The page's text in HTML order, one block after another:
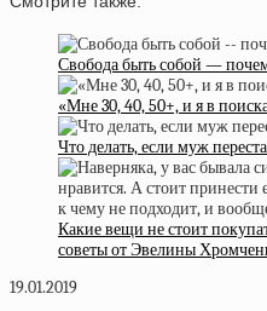
Свобода быть собой —
«Мне 30, 40, 50+, и я в
Что делать, если муж
Какие вещи не стоит
советы от Эвелины
19.01.2019